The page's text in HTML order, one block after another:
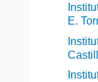
E.